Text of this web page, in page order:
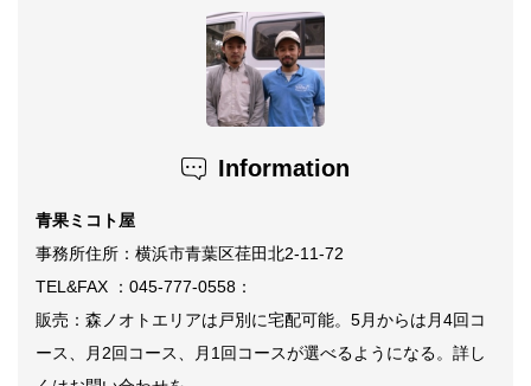
Information
青果ミコト屋
事務所住所：横浜市青葉区荏田北2-11-72
TEL&FAX ：045-777-0558：
販売：森ノオトエリアは戸別に宅配可能。5月からは月4回コ
ース、月2回コース、月1回コースが選べるようになる。詳し